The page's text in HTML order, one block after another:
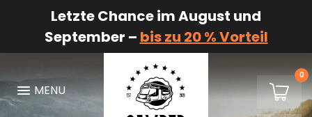
Letzte Chance im August und
September – bis zu 20 % Vorteil
MENU
€0,00 0